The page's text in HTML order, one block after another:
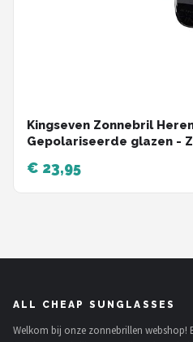
Kingseven Zonnebril
Gepolariseerde glazen -
€ 23,95
ALL CHEAP SUNGLASSES
Welkom bij onze zonnebrillen webshop!